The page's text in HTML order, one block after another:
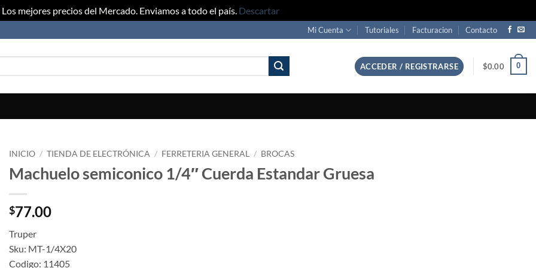
Los mejores precios del Mercado. Enviamos a todo el país. Descartar
Mi Cuenta Tutoriales Facturacion Contacto
ACCEDER / REGISTRARSE $0.00 0
INICIO / TIENDA DE ELECTRÓNICA / FERRETERIA GENERAL / BROCAS
Machuelo semiconico 1/4″ Cuerda Estandar Gruesa
$77.00
Truper
Sku: MT-1/4X20
Codigo: 11405